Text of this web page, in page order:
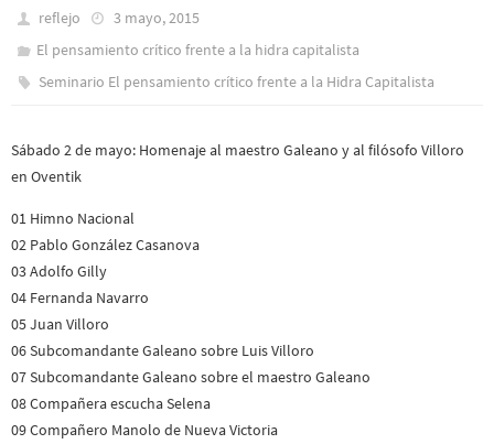
reflejo
3 mayo, 2015
El pensamiento crítico frente a la hidra capitalista
Seminario El pensamiento crítico frente a la Hidra Capitalista
Sábado 2 de mayo: Homenaje al maestro Galeano y al filósofo Villoro
en Oventik
01 Himno Nacional
02 Pablo González Casanova
03 Adolfo Gilly
04 Fernanda Navarro
05 Juan Villoro
06 Subcomandante Galeano sobre Luis Villoro
07 Subcomandante Galeano sobre el maestro Galeano
08 Compañera escucha Selena
09 Compañero Manolo de Nueva Victoria